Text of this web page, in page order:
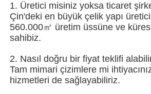
çelik yapı ofisi
Çelik yapısı Tavuk evi
Çok Katlı Çelik Yapı
1. Üretici misiniz yoksa ticaret
Çin'deki en büyük çelik yapı
560.000㎡ üretim üssüne ve
sahibiz.
2. Nasıl doğru bir fiyat teklifi
Tam mimari çizimlere mi
hizmetleri de sağlayabiliriz.